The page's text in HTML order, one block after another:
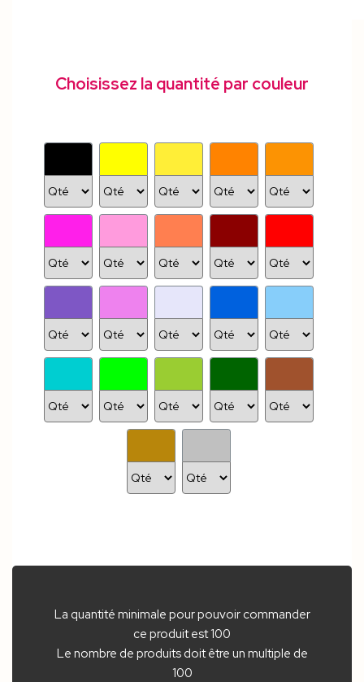
Choisissez la quantité par couleur
La quantité minimale pour pouvoir commander
ce produit est 100
Le nombre de produits doit être un multiple de
100